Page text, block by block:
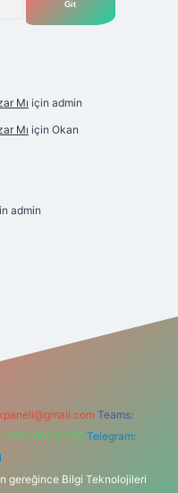
Mı için admin
Mı için Okan
admin
Teams:
0262 606 0 726 Telegram:
gereğince Bilgi Teknolojileri